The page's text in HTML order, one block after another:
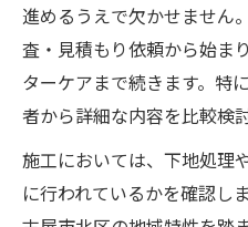
進めるうえで欠かせません
査・見積もり依頼から始ま
ターケアまで続きます。特
者から詳細な内容を比較検
施工においては、下地処理
に行われているかを確認し